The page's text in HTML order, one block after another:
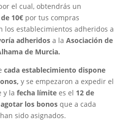
el cual, obtendrás un
10€por tus compras
los establecimientos adheridos a
adheridosa la Asociación de
de Murcia.
cada establecimiento dispone
y se empezaron a expedir el
y la fecha límitees el 12 de
los bonosque a cada
sido asignados.